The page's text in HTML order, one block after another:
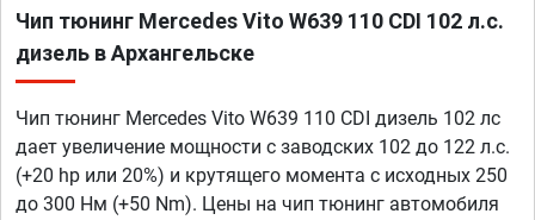
Чип тюнинг Mercedes Vito W639 110 CDI 102 л.с.
дизель в Архангельске
Чип тюнинг Mercedes Vito W639 110 CDI дизель 102 лс
дает увеличение мощности с заводских 102 до 122 л.с.
(+20 hp или 20%) и крутящего момента с исходных 250
до 300 Нм (+50 Nm). Цены на чип тюнинг автомобиля